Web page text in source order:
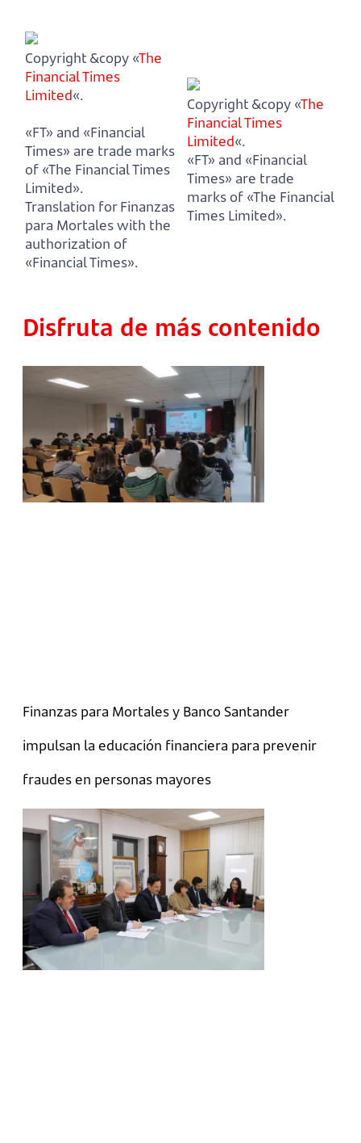
Copyright &copy «The
Financial Times
Limited«.
«FT» and «Financial
Times» are trade marks
of «The Financial Times
Limited».
Translation for Finanzas
para Mortales with the
authorization of
«Financial Times».
Copyright &copy «The
Financial Times
Limited«.
«FT» and «Financial
Times» are trade
marks of «The Financial
Times Limited».
Disfruta de más contenido
Finanzas para Mortales y Banco Santander
impulsan la educación financiera para prevenir
fraudes en personas mayores